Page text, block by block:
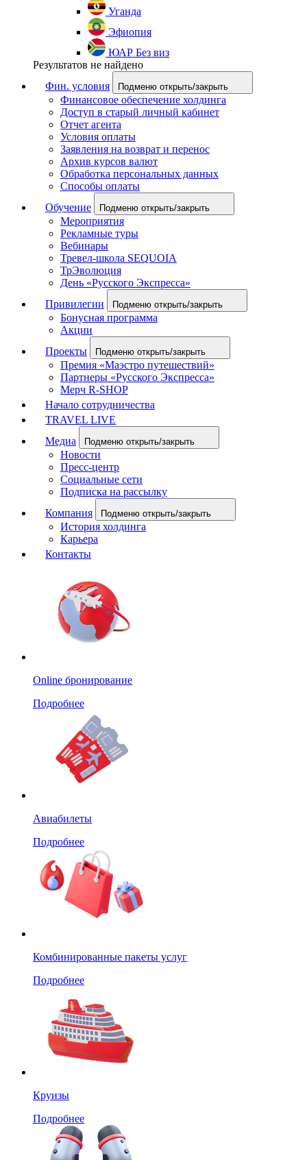
Уганда
Эфиопия
ЮАР Без виз
Результатов не найдено
Фин. условия
Подменю открыть/закрыть
Финансовое обеспечение холдинга
Доступ в старый личный кабинет
Отчет агента
Условия оплаты
Заявления на возврат и перенос
Архив курсов валют
Обработка персональных данных
Способы оплаты
Обучение
Подменю открыть/закрыть
Мероприятия
Рекламные туры
Вебинары
Тревел-школа SEQUOIA
ТрЭволюция
День «Русского Экспресса»
Привилегии
Подменю открыть/закрыть
Бонусная программа
Акции
Проекты
Подменю открыть/закрыть
Премия «Маэстро путешествий»
Партнеры «Русского Экспресса»
Мерч R-SHOP
Начало сотрудничества
TRAVEL LIVE
Медиа
Подменю открыть/закрыть
Новости
Пресс-центр
Социальные сети
Подписка на рассылку
Компания
Подменю открыть/закрыть
История холдинга
Карьера
Контакты
Online бронирование
Подробнее
Авиабилеты
Подробнее
Комбинированные пакеты услуг
Подробнее
Круизы
Подробнее